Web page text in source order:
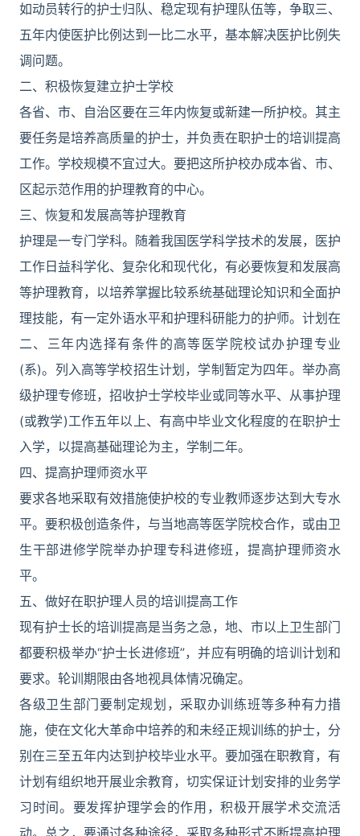
如动员转行的护士归队、稳定现有护理队伍等，争取三、
五年内使医护比例达到一比二水平，基本解决医护比例失
调问题。
二、积极恢复建立护士学校
各省、市、自治区要在三年内恢复或新建一所护校。其主
要任务是培养高质量的护士，并负责在职护士的培训提高
工作。学校规模不宜过大。要把这所护校办成本省、市、
区起示范作用的护理教育的中心。
三、恢复和发展高等护理教育
护理是一专门学科。随着我国医学科学技术的发展，医护
工作日益科学化、复杂化和现代化，有必要恢复和发展高
等护理教育，以培养掌握比较系统基础理论知识和全面护
理技能，有一定外语水平和护理科研能力的护师。计划在
二、三年内选择有条件的高等医学院校试办护理专业
(系)。列入高等学校招生计划，学制暂定为四年。举办高
级护理专修班，招收护士学校毕业或同等水平、从事护理
(或教学)工作五年以上、有高中毕业文化程度的在职护士
入学，以提高基础理论为主，学制二年。
四、提高护理师资水平
要求各地采取有效措施使护校的专业教师逐步达到大专水
平。要积极创造条件，与当地高等医学院校合作，或由卫
生干部进修学院举办护理专科进修班，提高护理师资水
平。
五、做好在职护理人员的培训提高工作
现有护士长的培训提高是当务之急，地、市以上卫生部门
都要积极举办“护士长进修班”，并应有明确的培训计划和
要求。轮训期限由各地视具体情况确定。
各级卫生部门要制定规划，采取办训练班等多种有力措
施，使在文化大革命中培养的和未经正规训练的护士，分
别在三至五年内达到护校毕业水平。要加强在职教育，有
计划有组织地开展业余教育，切实保证计划安排的业务学
习时间。要发挥护理学会的作用，积极开展学术交流活
动。总之，要通过各种途径，采取多种形式不断提高护理